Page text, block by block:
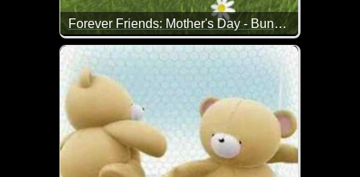
Forever Friends: Mother's Day - Bunches of love
Blumen für die liebe Mama zum Muttertag.